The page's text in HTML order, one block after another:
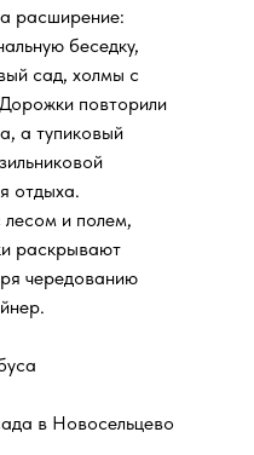
расширение:
беседку,
сад, холмы с
повторили
а тупиковый
отдыха.
лесом и полем,
раскрывают
чередованию
в Новосельцево